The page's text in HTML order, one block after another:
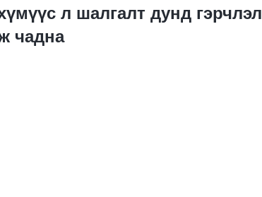
л шалгалт дунд гэрчлэл
чадна